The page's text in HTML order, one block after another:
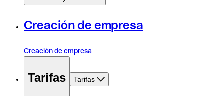
Creación de empresa
Creación de empresa
Tarifas Tarifas